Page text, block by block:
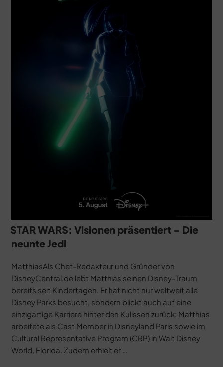
STAR WARS: Visionen präsentiert – Die
neunte Jedi
MatthiasAls Chef-Redakteur und Gründer von
DisneyCentral.de lebt Matthias seinen Disney-Traum
bereits seit Kindertagen. Er hat nicht nur weltweit alle
Disney Parks besucht, sondern blickt auch auf eine
einzigartige Karriere hinter den Kulissen zurück: Matthias
arbeitete als Cast Member in Disneyland Paris sowie im
Cultural Representative Program (CRP) in Walt Disney
World, Florida. Zudem erhielt er …